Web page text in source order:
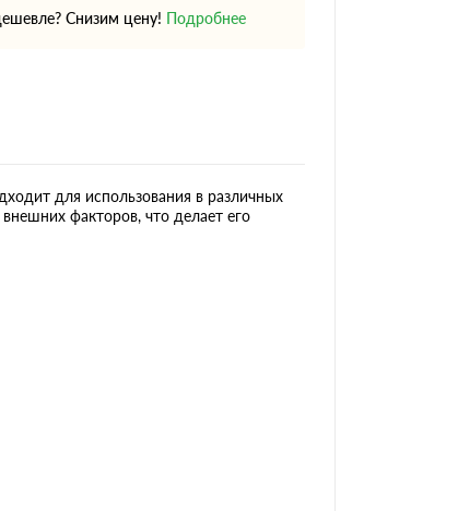
Снизим цену! Подробнее
для использования в различных
факторов, что делает его